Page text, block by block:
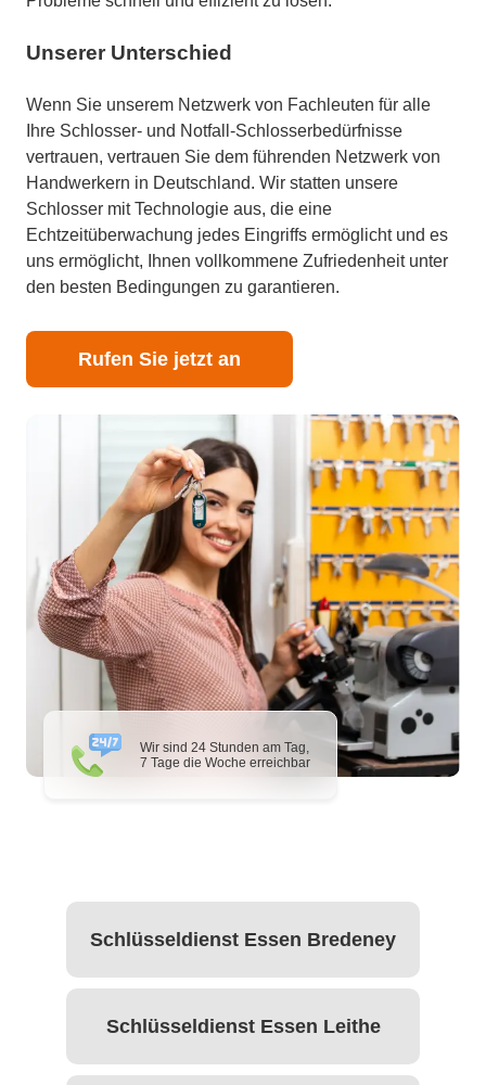
Wir sind 24 Stunden am Tag,
7 Tage die Woche erreichbar
Unserer Unterschied
Wenn Sie unserem Netzwerk von Fachleuten für alle
Ihre Schlosser- und Notfall-Schlosserbedürfnisse
vertrauen, vertrauen Sie dem führenden Netzwerk von
Handwerkern in Deutschland. Wir statten unsere
Schlosser mit Technologie aus, die eine
Echtzeitüberwachung jedes Eingriffs ermöglicht und es
uns ermöglicht, Ihnen vollkommene Zufriedenheit unter
den besten Bedingungen zu garantieren.
Rufen Sie jetzt an
Schlüsseldienst Essen Bredeney
Schlüsseldienst Essen Leithe